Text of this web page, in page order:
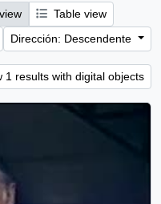
Table view
Dirección: Descendente
1 results with digital objects